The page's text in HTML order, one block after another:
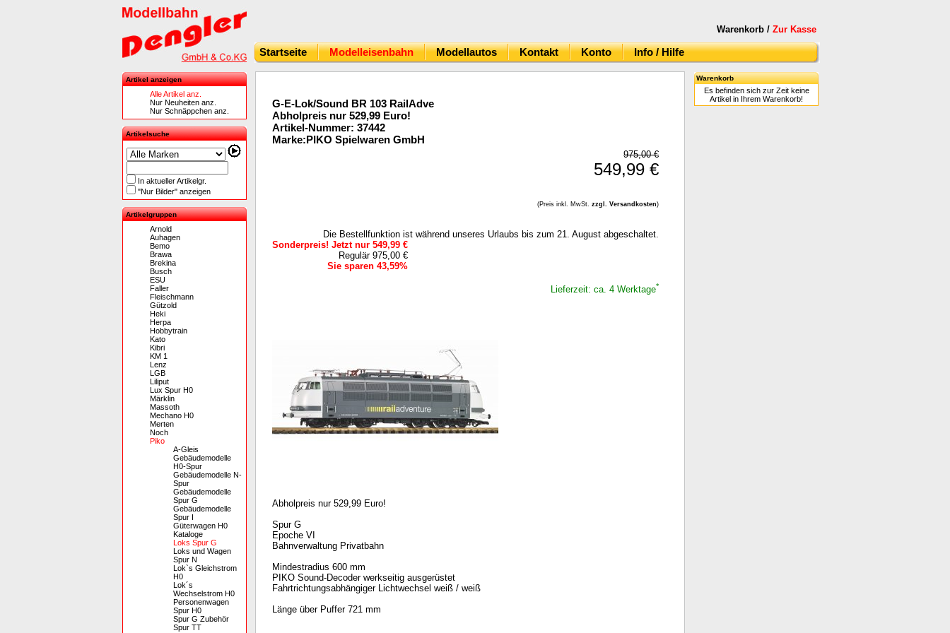
Warenkorb / Zur Kasse
Startseite Modelleisenbahn Modellautos Kontakt Konto Info / Hilfe
Artikel anzeigen
Alle Artikel anz.
Nur Neuheiten anz.
Nur Schnäppchen anz.
Artikelsuche
In aktueller Artikelgr.
"Nur Bilder" anzeigen
Artikelgruppen
Arnold
Auhagen
Bemo
Brawa
Brekina
Busch
ESU
Faller
Fleischmann
Gützold
Heki
Herpa
Hobbytrain
Kato
Kibri
KM 1
Lenz
LGB
Liliput
Lux Spur H0
Märklin
Massoth
Mechano H0
Merten
Noch
Piko
A-Gleis
Gebäudemodelle
H0-Spur
Gebäudemodelle N-
Spur
Gebäudemodelle
Spur G
Gebäudemodelle
Spur I
Güterwagen H0
Kataloge
Loks Spur G
Loks und Wagen
Spur N
Lok`s Gleichstrom
H0
Lok´s
Wechselstrom H0
Personenwagen
Spur H0
Spur G Zubehör
Spur TT
G-E-Lok/Sound BR 103 RailAdve
Abholpreis nur 529,99 Euro!
Artikel-Nummer: 37442
Marke:PIKO Spielwaren GmbH
975,00 €
549,99 €
(Preis inkl. MwSt. zzgl. Versandkosten)
Die Bestellfunktion ist während unseres Urlaubs bis zum 21. August abgeschaltet.
Sonderpreis! Jetzt nur 549,99 €
Regulär 975,00 €
Sie sparen 43,59%
Lieferzeit: ca. 4 Werktage*
Abholpreis nur 529,99 Euro!
Spur G
Epoche VI
Bahnverwaltung Privatbahn
Mindestradius 600 mm
PIKO Sound-Decoder werkseitig ausgerüstet
Fahrtrichtungsabhängiger Lichtwechsel weiß / weiß
Länge über Puffer 721 mm
Warenkorb
Es befinden sich zur Zeit keine
Artikel in Ihrem Warenkorb!